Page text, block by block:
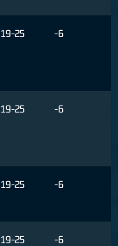
19-25 -6
19-25 -6
19-25 -6
19-25 -6